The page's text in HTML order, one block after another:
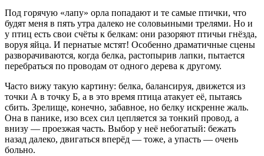
Под горячую «лапу» орла попадают и те самые птички, что
будят меня в пять утра далеко не соловьиными трелями. Но и
у птиц есть свои счёты к белкам: они разоряют птичьи гнёзда,
воруя яйца. И пернатые мстят! Особенно драматичные сцены
разворачиваются, когда белка, растопырив лапки, пытается
перебраться по проводам от одного дерева к другому.
Часто вижу такую картину: белка, балансируя, движется из
точки А в точку Б, а в это время птица атакует её, пытаясь
сбить. Зрелище, конечно, забавное, но белку искренне жаль.
Она в панике, изо всех сил цепляется за тонкий провод, а
внизу — проезжая часть. Выбор у неё небогатый: бежать
назад далеко, двигаться вперёд — тоже, а упасть — очень
больно.